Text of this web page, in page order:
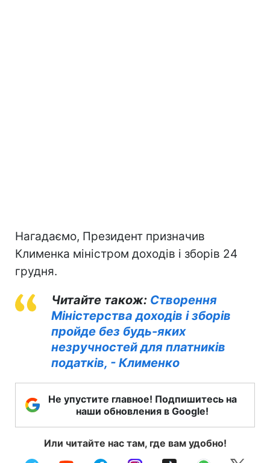
Нагадаємо, Президент призначив
Клименка міністром доходів і зборів 24
грудня.
Читайте також: Створення
Міністерства доходів і зборів
пройде без будь-яких
незручностей для платників
податків, - Клименко
Не упустите главное! Подпишитесь на
наши обновления в Google!
Или читайте нас там, где вам удобно!